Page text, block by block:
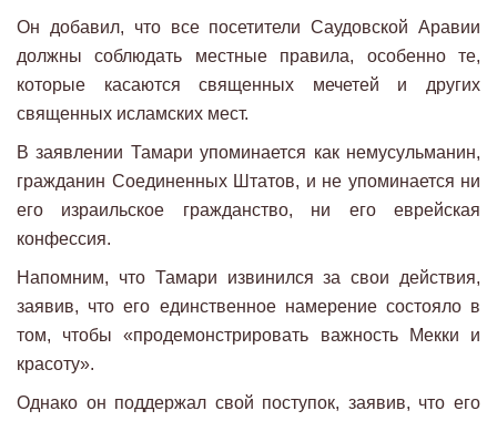
Он добавил, что все посетители Саудовской Аравии
должны соблюдать местные правила, особенно те,
которые касаются священных мечетей и других
священных исламских мест.
В заявлении Тамари упоминается как немусульманин,
гражданин Соединенных Штатов, и не упоминается ни
его израильское гражданство, ни его еврейская
конфессия.
Напомним, что Тамари извинился за свои действия,
заявив, что его единственное намерение состояло в
том, чтобы «продемонстрировать важность Мекки и
красоту».
Однако он поддержал свой поступок, заявив, что его